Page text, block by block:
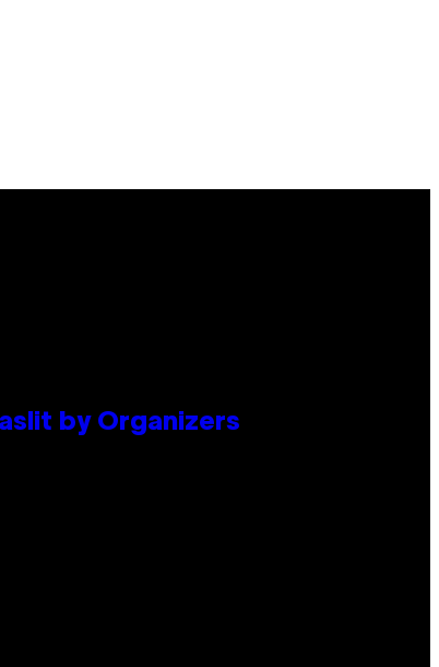
by Organizers